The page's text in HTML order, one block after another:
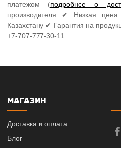
платежом (подробнее о
производителя ✔ Низкая
Казахстану ✔ Гарантия на
+7-707-777-30-11
МАГАЗИН
Доставка и оплата
Блог